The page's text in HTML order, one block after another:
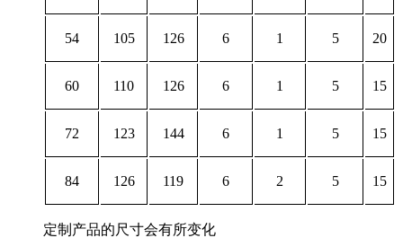
54 105 126 6 1 5 20
60 110 126 6 1 5 15
72 123 144 6 1 5 15
84 126 119 6 2 5 15
定制产品的尺寸会有所变化